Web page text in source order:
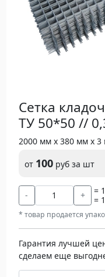
Сетка
ТУ 50*50 //
2000 мм х 380 мм х 3
от 100 руб за шт
- +
=
=
* товар продается
Гарантия лучшей
сделаем еще